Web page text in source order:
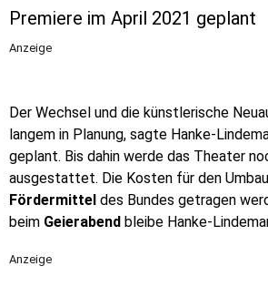
Premiere im April 2021 geplant
Anzeige
Der Wechsel und die künstlerische
langem in Planung, sagte Hanke-
geplant. Bis dahin werde das Theater
ausgestattet. Die Kosten für den
Fördermittel des Bundes getragen
beim Geierabend bleibe Hanke-
Anzeige